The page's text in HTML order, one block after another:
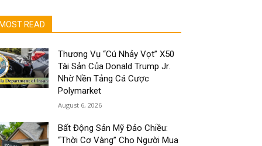
MOST READ
Thương Vụ “Cú Nhảy Vọt” X50
Tài Sản Của Donald Trump Jr.
Nhờ Nền Tảng Cá Cược
Polymarket
August 6, 2026
Bất Động Sản Mỹ Đảo Chiều:
“Thời Cơ Vàng” Cho Người Mua